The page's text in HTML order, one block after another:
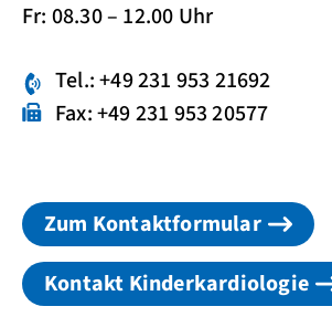
Fr: 08.30 – 12.00 Uhr
Tel.: +49 231 953 21692
Fax: +49 231 953 20577
Zum Kontaktformular
Kontakt Kinderkardiologie